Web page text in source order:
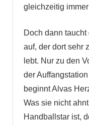
gleichzeitig
Doch dann
auf, der dort sehr
lebt. Nur zu den
der
beginnt Alvas
Was sie nicht
Handballstar ist,